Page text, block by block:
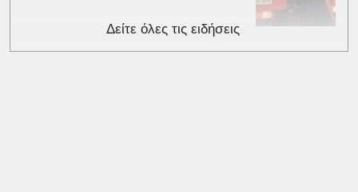
Δείτε όλες τις ειδήσεις